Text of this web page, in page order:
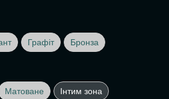
Графіт Бронза
Матоване Інтим зона